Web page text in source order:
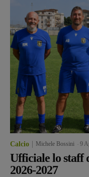
Calcio Michele Bossini 9
Ufficiale lo staff
2026-2027